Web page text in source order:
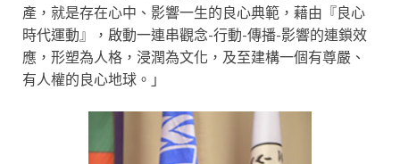
產，就是存在心中、影響一生的良心典範，藉由『良心
時代運動』，啟動一連串觀念-行動-傳播-影響的連鎖效
應，形塑為人格，浸潤為文化，及至建構一個有尊嚴、
有人權的良心地球。」